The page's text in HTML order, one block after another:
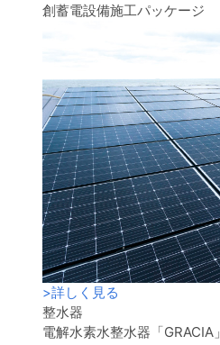
創蓄電設備施工パッケージ
>詳しく見る
整水器
電解水素水整水器「GRACIA」